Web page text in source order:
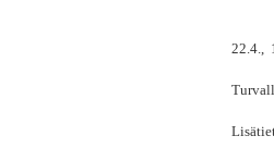
22.4.,